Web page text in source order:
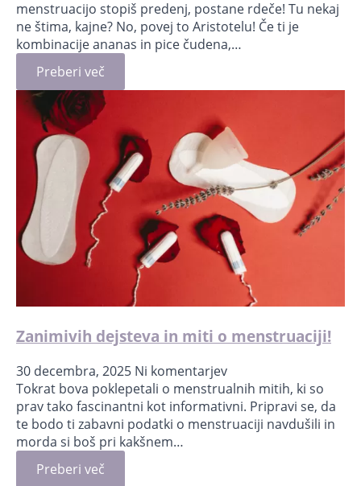
menstruacijo stopiš predenj, postane rdeče! Tu nekaj
ne štima, kajne? No, povej to Aristotelu! Če ti je
kombinacije ananas in pice čudena,…
Preberi več
Zanimivih dejsteva in miti o menstruaciji!
30 decembra, 2025 Ni komentarjev
Tokrat bova poklepetali o menstrualnih mitih, ki so
prav tako fascinantni kot informativni. Pripravi se, da
te bodo ti zabavni podatki o menstruaciji navdušili in
morda si boš pri kakšnem…
Preberi več